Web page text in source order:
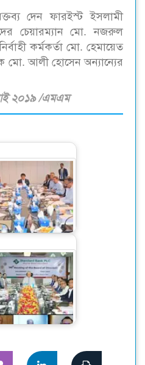
দেন ফারইস্ট ইসলামী
চেয়ারম্যান মো. নজরুল
কর্মকর্তা মো. হেমায়েত
মো. আলী হোসেন অন্যান্যের
২০১৯ /এমএম
ইসলামী
৩৮১তম সভা
অনুষ্ঠিত
ব্যাংকের
বোর্ড সভা
অনুষ্ঠিত